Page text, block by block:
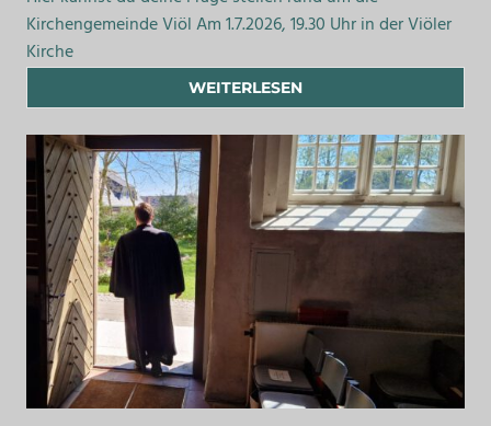
Kirchengemeinde Viöl Am 1.7.2026, 19.30 Uhr in der Viöler
Kirche
WEITERLESEN